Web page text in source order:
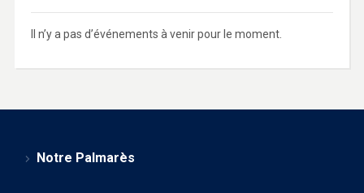
Il n’y a pas d’événements à venir pour le moment.
Notre Palmarès